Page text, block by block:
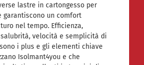
lastre in cartongesso per
garantiscono un comfort
nel tempo. Efficienza,
velocità e semplicità di
i plus e gli elementi chiave
Isolmant4you e che